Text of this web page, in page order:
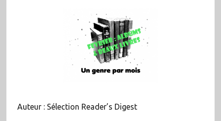
Auteur : Sélection Reader’s Digest